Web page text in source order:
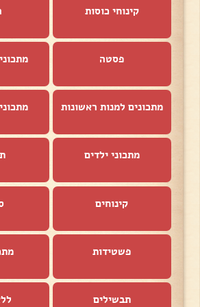
קינוחי כוסות
פסטה
מתכונים למנות ראשונות
מתכוני ילדים
קינוחים
פשטידות
תבשילים